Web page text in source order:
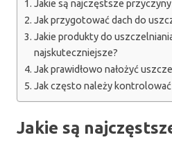
Jakie są najczęstsze
Jak przygotować dach do
Jakie produkty do
najskuteczniejsze?
Jak prawidłowo nałożyć
Jak często należy
Jakie są